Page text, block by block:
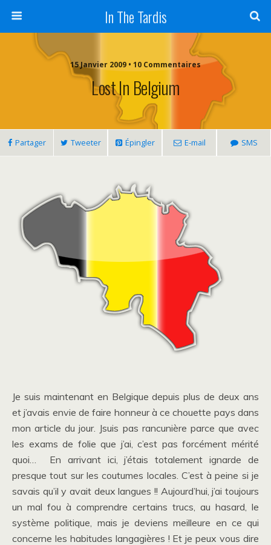
In The Tardis
15 Janvier 2009 • 10 Commentaires
Lost In Belgium
Partager Tweeter Épingler E-mail SMS
Je suis maintenant en Belgique depuis plus de deux ans
et j’avais envie de faire honneur à ce chouette pays dans
mon article du jour. Jsuis pas rancunière parce que avec
les exams de folie que j’ai, c’est pas forcément mérité
quoi… En arrivant ici, j’étais totalement ignarde de
presque tout sur les coutumes locales. C’est à peine si je
savais qu’il y avait deux langues !! Aujourd’hui, j’ai toujours
un mal fou à comprendre certains trucs, au hasard, le
système politique, mais je deviens meilleure en ce qui
concerne les habitudes langagières ! Et je peux vous dire